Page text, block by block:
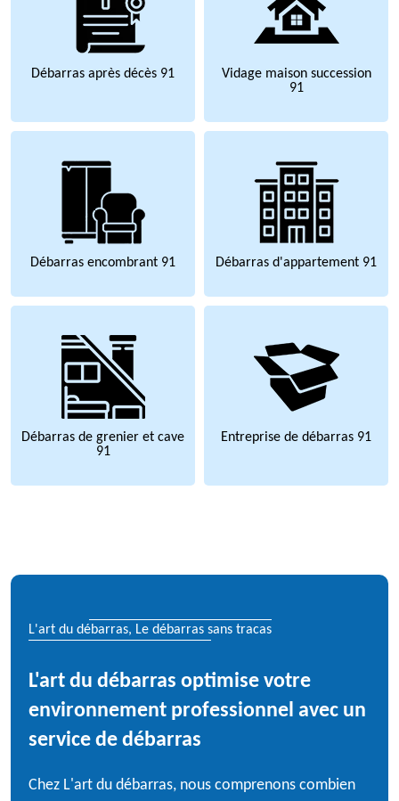
Débarras après décès 91
Vidage maison succession
91
Débarras encombrant 91 Débarras d'appartement 91
Débarras de grenier et cave
91
Entreprise de débarras 91
L'art du débarras, Le débarras sans tracas
L'art du débarras optimise votre
environnement professionnel avec un
service de débarras
Chez L'art du débarras, nous comprenons combien